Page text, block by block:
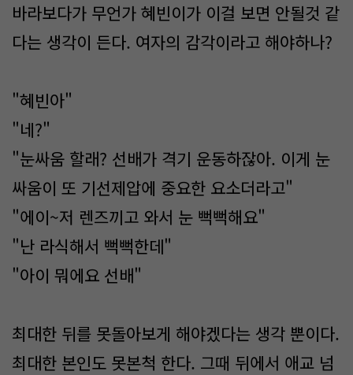
바라보다가 무언가 혜빈이가 이걸 보면 안될것 같
다는 생각이 든다. 여자의 감각이라고 해야하나?
"혜빈아"
"네?"
"눈싸움 할래? 선배가 격기 운동하잖아. 이게 눈
싸움이 또 기선제압에 중요한 요소더라고"
"에이~저 렌즈끼고 와서 눈 뻑뻑해요"
"난 라식해서 뻑뻑한데"
"아이 뭐에요 선배"
최대한 뒤를 못돌아보게 해야겠다는 생각 뿐이다.
최대한 본인도 못본척 한다. 그때 뒤에서 애교 넘